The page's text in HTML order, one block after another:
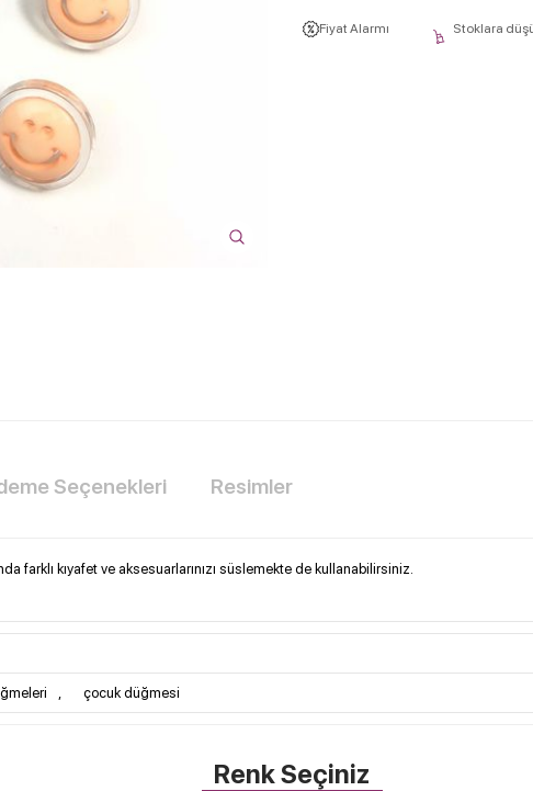
Fiyat Alarmı Stoklara
Seçenekleri Resimler
farklı kıyafet ve aksesuarlarınızı süslemekte de kullanabilirsiniz.
, çocuk düğmesi
Renk Seçiniz